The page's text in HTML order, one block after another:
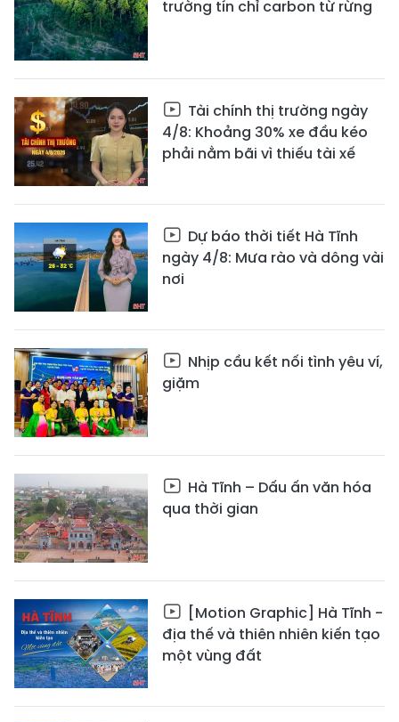
trường tín chỉ carbon từ rừng
Tài chính thị trường ngày
4/8: Khoảng 30% xe đầu kéo
phải nằm bãi vì thiếu tài xế
Dự báo thời tiết Hà Tĩnh
ngày 4/8: Mưa rào và dông vài
nơi
Nhịp cầu kết nối tình yêu ví,
giặm
Hà Tĩnh – Dấu ấn văn hóa
qua thời gian
[Motion Graphic] Hà Tĩnh -
địa thế và thiên nhiên kiến tạo
một vùng đất